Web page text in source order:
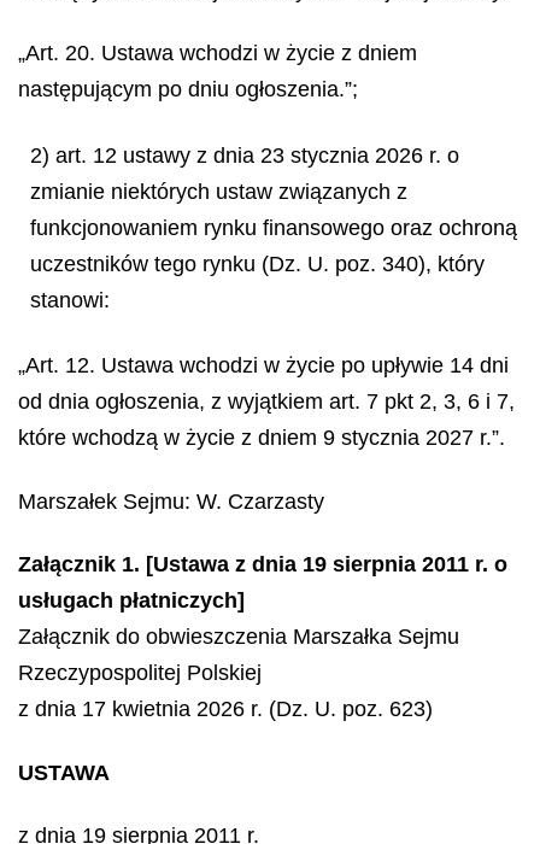
„Art. 20. Ustawa wchodzi w życie z dniem
następującym po dniu ogłoszenia.”;
2) art. 12 ustawy z dnia 23 stycznia 2026 r. o
zmianie niektórych ustaw związanych z
funkcjonowaniem rynku finansowego oraz ochroną
uczestników tego rynku (Dz. U. poz. 340), który
stanowi:
„Art. 12. Ustawa wchodzi w życie po upływie 14 dni
od dnia ogłoszenia, z wyjątkiem art. 7 pkt 2, 3, 6 i 7,
które wchodzą w życie z dniem 9 stycznia 2027 r.”.
Marszałek Sejmu: W. Czarzasty
Załącznik 1. [Ustawa z dnia 19 sierpnia 2011 r. o
usługach płatniczych]
Załącznik do obwieszczenia Marszałka Sejmu
Rzeczypospolitej Polskiej
z dnia 17 kwietnia 2026 r. (Dz. U. poz. 623)
USTAWA
z dnia 19 sierpnia 2011 r.